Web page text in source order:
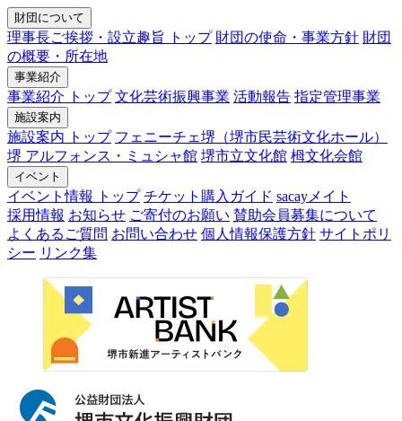
財団について
理事長ご挨拶・設立趣旨 トップ 財団の使命・事業方針 財団
の概要・所在地
事業紹介
事業紹介 トップ 文化芸術振興事業 活動報告 指定管理事業
施設案内
施設案内 トップ フェニーチェ堺（堺市民芸術文化ホール）
堺 アルフォンス・ミュシャ館 堺市立文化館 栂文化会館
イベント
イベント情報 トップ チケット購入ガイド sacayメイト
採用情報 お知らせ ご寄付のお願い 賛助会員募集について
よくあるご質問 お問い合わせ 個人情報保護方針 サイトポリ
シー リンク集